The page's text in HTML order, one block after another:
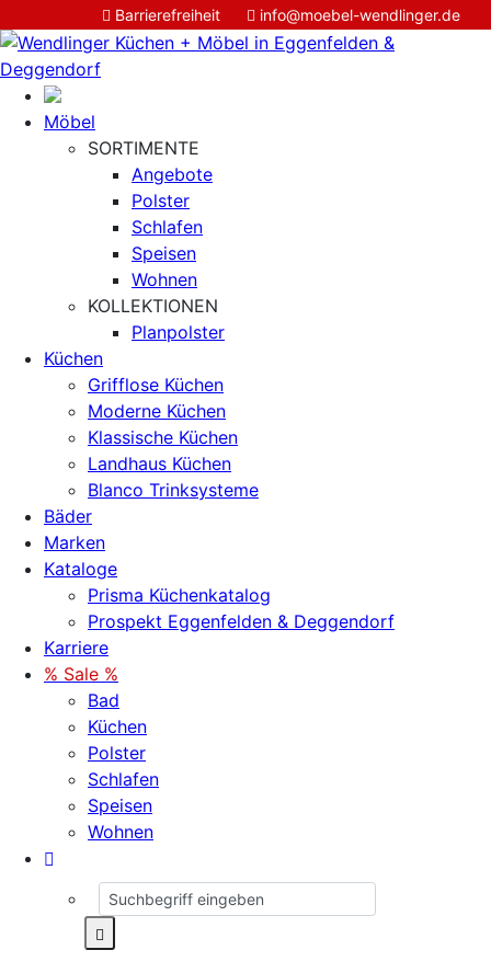
 Barrierefreiheit  info@moebel-wendlinger.de
Möbel
SORTIMENTE
Angebote
Polster
Schlafen
Speisen
Wohnen
KOLLEKTIONEN
Planpolster
Küchen
Grifflose Küchen
Moderne Küchen
Klassische Küchen
Landhaus Küchen
Blanco Trinksysteme
Bäder
Marken
Kataloge
Prisma Küchenkatalog
Prospekt Eggenfelden & Deggendorf
Karriere
% Sale %
Bad
Küchen
Polster
Schlafen
Speisen
Wohnen